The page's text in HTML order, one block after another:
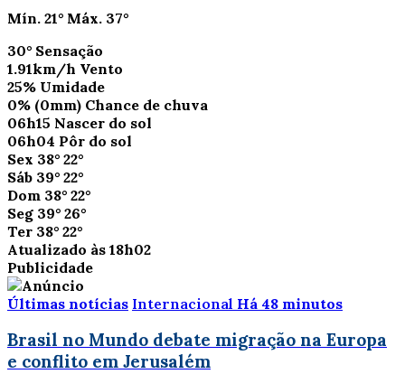
Mín. 21° Máx. 37°
30° Sensação
1.91km/h Vento
25% Umidade
0% (0mm) Chance de chuva
06h15 Nascer do sol
06h04 Pôr do sol
Sex 38° 22°
Sáb 39° 22°
Dom 38° 22°
Seg 39° 26°
Ter 38° 22°
Atualizado às 18h02
Publicidade
Últimas notícias Internacional Há 48 minutos
Brasil no Mundo debate migração na Europa
e conflito em Jerusalém